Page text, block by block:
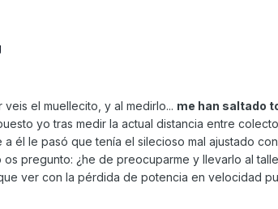
veis el muellecito, y al medirlo... me han saltado
yo tras medir la actual distancia entre
él le pasó que tenía el silecioso mal ajustado
pregunto: ¿he de preocuparme y llevarlo al
ver con la pérdida de potencia en velocidad